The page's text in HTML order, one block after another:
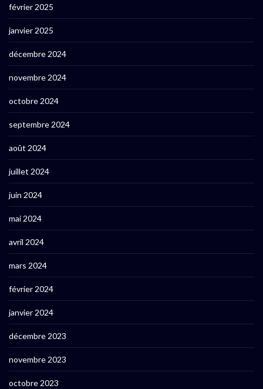
février 2025
janvier 2025
décembre 2024
novembre 2024
octobre 2024
septembre 2024
août 2024
juillet 2024
juin 2024
mai 2024
avril 2024
mars 2024
février 2024
janvier 2024
décembre 2023
novembre 2023
octobre 2023